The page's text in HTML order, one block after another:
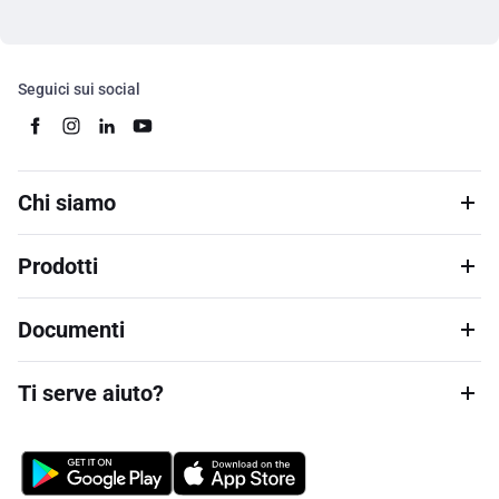
Seguici sui social
Chi siamo
Prodotti
Documenti
Ti serve aiuto?